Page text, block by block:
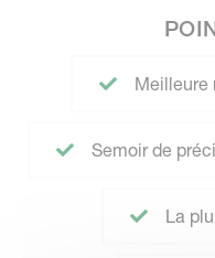
Meilleure
Semoir de
La